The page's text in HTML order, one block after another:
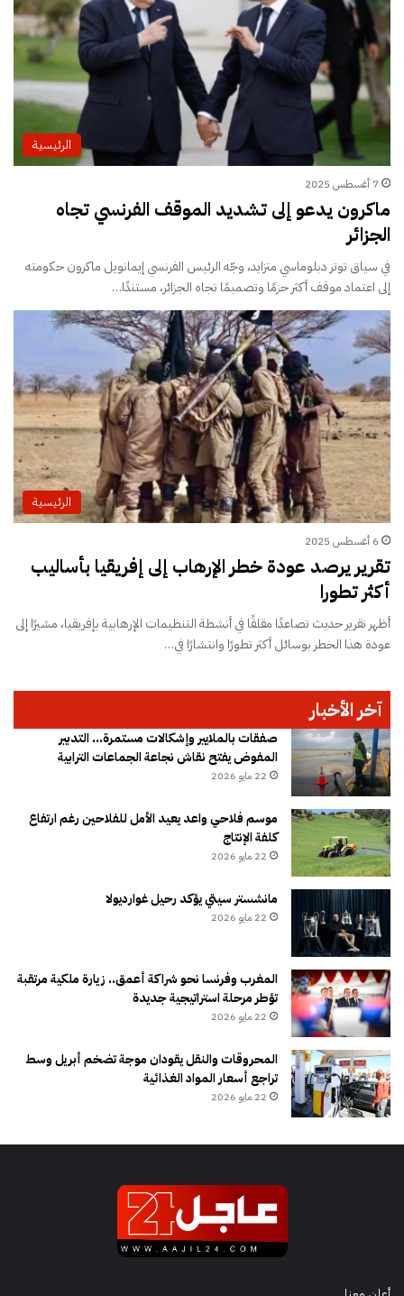
الرئيسية
7 أغسطس 2025
ماكرون يدعو إلى تشديد الموقف الفرنسي تجاه
الجزائر
في سياق توتر دبلوماسي متزايد، وجّه الرئيس الفرنسي إيمانويل ماكرون حكومته
إلى اعتماد موقف أكثر حزمًا وتصميمًا تجاه الجزائر، مستندًا…
الرئيسية
6 أغسطس 2025
تقرير يرصد عودة خطر الإرهاب إلى إفريقيا بأساليب
أكثر تطورا
أظهر تقرير حديث تصاعدًا مقلقًا في أنشطة التنظيمات الإرهابية بإفريقيا، مشيرًا إلى
عودة هذا الخطر بوسائل أكثر تطورًا وانتشارًا في…
آخر الأخبار
صفقات بالملايير وإشكالات مستمرة… التدبير
المفوض يفتح نقاش نجاعة الجماعات الترابية
22 مايو 2026
موسم فلاحي واعد يعيد الأمل للفلاحين رغم ارتفاع
كلفة الإنتاج
22 مايو 2026
مانشستر سيتي يؤكد رحيل غوارديولا
22 مايو 2026
المغرب وفرنسا نحو شراكة أعمق.. زيارة ملكية مرتقبة
تؤطر مرحلة استراتيجية جديدة
22 مايو 2026
المحروقات والنقل يقودان موجة تضخم أبريل وسط
تراجع أسعار المواد الغذائية
22 مايو 2026